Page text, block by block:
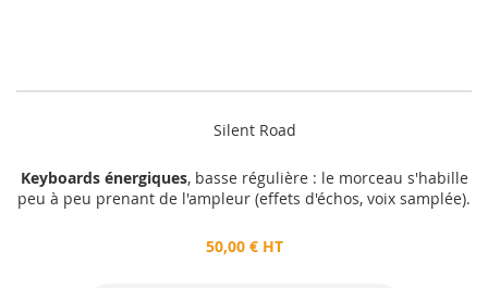
Silent Road
Keyboards énergiques, basse régulière : le morceau s'habille
peu à peu prenant de l'ampleur (effets d'échos, voix samplée).
50,00 € HT